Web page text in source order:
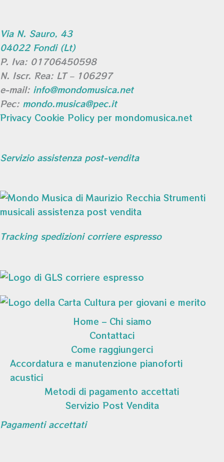
Via N. Sauro, 43
04022 Fondi (Lt)
P. Iva: 01706450598
N. Iscr. Rea: LT – 106297
e-mail: info@mondomusica.net
Pec: mondo.musica@pec.it
Privacy Cookie Policy per mondomusica.net
Servizio assistenza post-vendita
Tracking spedizioni corriere espresso
Home – Chi siamo
Contattaci
Come raggiungerci
Accordatura e manutenzione pianoforti
acustici
Metodi di pagamento accettati
Servizio Post Vendita
Pagamenti accettati